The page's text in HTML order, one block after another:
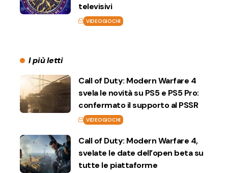
televisivi
VIDEOGIOCHI
I più letti
Call of Duty: Modern Warfare 4
svela le novità su PS5 e PS5 Pro:
confermato il supporto al PSSR
VIDEOGIOCHI
Call of Duty: Modern Warfare 4,
svelate le date dell’open beta su
tutte le piattaforme